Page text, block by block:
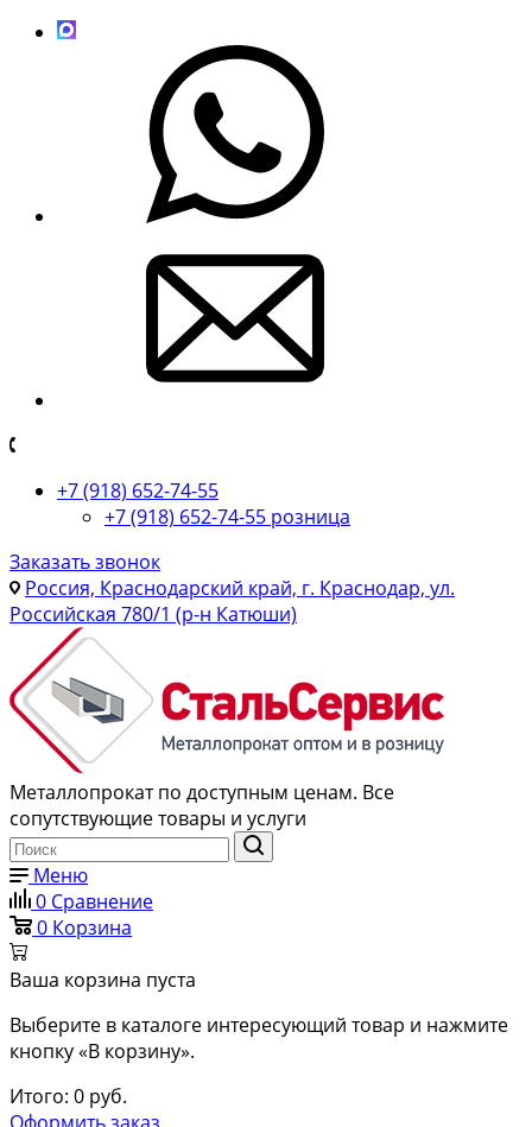
+7 (918) 652-74-55
+7 (918) 652-74-55 розница
Заказать звонок
Россия, Краснодарский край, г. Краснодар, ул.
Российская 780/1 (р-н Катюши)
Металлопрокат по доступным ценам. Все
сопутствующие товары и услуги
Меню
0 Сравнение
0 Корзина
Ваша корзина пуста
Выберите в каталоге интересующий товар и нажмите
кнопку «В корзину».
Итого: 0 руб.